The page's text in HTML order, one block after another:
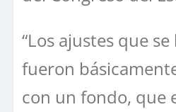
“Los ajustes que
fueron
con un fondo, que